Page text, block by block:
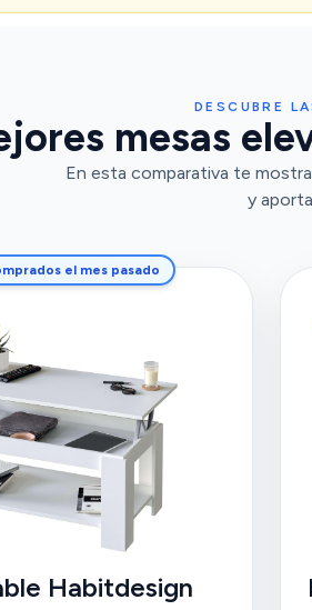
DESCUBRE
mesas
En esta comparativa te
y
el mes pasado
Habitdesign